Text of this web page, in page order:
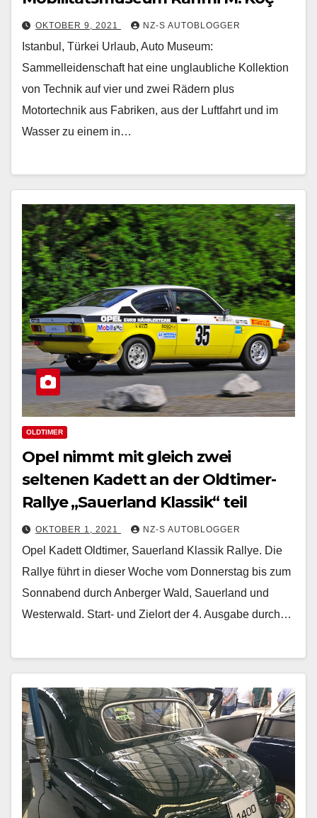
OKTOBER 9, 2021 NZ-S AUTOBLOGGER
Istanbul, Türkei Urlaub, Auto Museum:
Sammelleidenschaft hat eine unglaubliche Kollektion
von Technik auf vier und zwei Rädern plus
Motortechnik aus Fabriken, aus der Luftfahrt und im
Wasser zu einem in…
OLDTIMER
Opel nimmt mit gleich zwei
seltenen Kadett an der Oldtimer-
Rallye „Sauerland Klassik“ teil
OKTOBER 1, 2021 NZ-S AUTOBLOGGER
Opel Kadett Oldtimer, Sauerland Klassik Rallye. Die
Rallye führt in dieser Woche vom Donnerstag bis zum
Sonnabend durch Anberger Wald, Sauerland und
Westerwald. Start- und Zielort der 4. Ausgabe durch…